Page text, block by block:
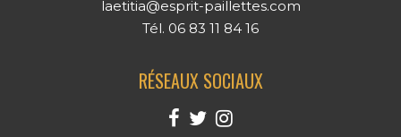
laetitia@esprit-paillettes.com
Tél. 06 83 11 84 16
RÉSEAUX SOCIAUX